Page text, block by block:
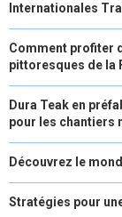
Internationales
Comment profiter
pittoresques de la
Dura Teak en
pour les chantiers
Découvrez le
Stratégies pour